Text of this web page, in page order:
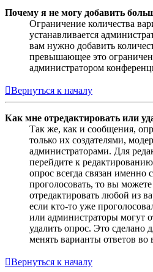
Почему я не могу добавить
Ограничение количества
устанавливается
вам нужно добавить
превышающее это
администратором
Вернуться к началу
Как мне отредактировать или
Так же, как и сообщения,
только их создателями,
администраторами. Для
перейдите к
опрос всегда связан
проголосовать, то вы
отредактировать любой из
если кто-то уже
или администраторы могут
удалить опрос. Это сделано
менять варианты ответов во
Вернуться к началу